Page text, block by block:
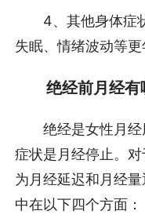
4、其他身体症状
失眠、情绪波动等更
绝经前月经有
绝经是女性月经
症状是月经停止。
为月经延迟和月经
中在以下四个方面：